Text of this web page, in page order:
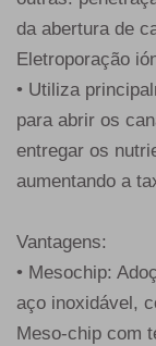
da abertura de
Eletroporação
• Utiliza
para abrir os
entregar os
aumentando a
Vantagens:
• Mesochip:
aço inoxidável,
Meso-chip com